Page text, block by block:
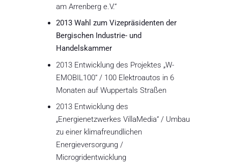
am Arrenberg e.V.“
2013 Wahl zum Vizepräsidenten der
Bergischen Industrie- und
Handelskammer
2013 Entwicklung des Projektes „W-
EMOBIL100“ / 100 Elektroautos in 6
Monaten auf Wuppertals Straßen
2013 Entwicklung des
„Energienetzwerkes VillaMedia“ / Umbau
zu einer klimafreundlichen
Energieversorgung /
Microgridentwicklung